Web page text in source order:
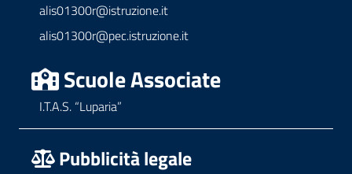
alis01300r@istruzione.it
alis01300r@pec.istruzione.it
Scuole Associate
I.T.A.S. “Luparia”
Pubblicità legale